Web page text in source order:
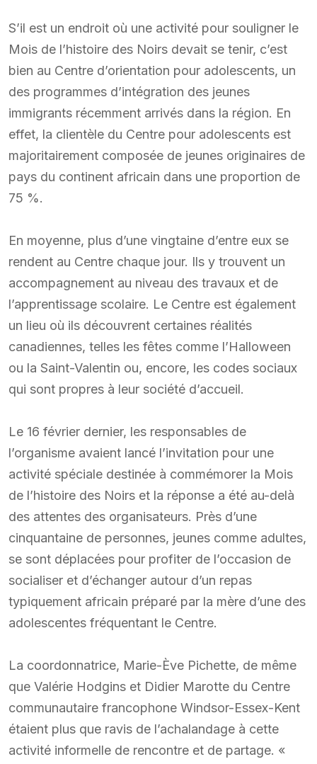
S’il est un endroit où une activité pour souligner le
Mois de l’histoire des Noirs devait se tenir, c’est
bien au Centre d’orientation pour adolescents, un
des programmes d’intégration des jeunes
immigrants récemment arrivés dans la région. En
effet, la clientèle du Centre pour adolescents est
majoritairement composée de jeunes originaires de
pays du continent africain dans une proportion de
75 %.
En moyenne, plus d’une vingtaine d’entre eux se
rendent au Centre chaque jour. Ils y trouvent un
accompagnement au niveau des travaux et de
l’apprentissage scolaire. Le Centre est également
un lieu où ils découvrent certaines réalités
canadiennes, telles les fêtes comme l’Halloween
ou la Saint-Valentin ou, encore, les codes sociaux
qui sont propres à leur société d’accueil.
Le 16 février dernier, les responsables de
l’organisme avaient lancé l’invitation pour une
activité spéciale destinée à commémorer la Mois
de l’histoire des Noirs et la réponse a été au-delà
des attentes des organisateurs. Près d’une
cinquantaine de personnes, jeunes comme adultes,
se sont déplacées pour profiter de l’occasion de
socialiser et d’échanger autour d’un repas
typiquement africain préparé par la mère d’une des
adolescentes fréquentant le Centre.
La coordonnatrice, Marie-Ève Pichette, de même
que Valérie Hodgins et Didier Marotte du Centre
communautaire francophone Windsor-Essex-Kent
étaient plus que ravis de l’achalandage à cette
activité informelle de rencontre et de partage. «